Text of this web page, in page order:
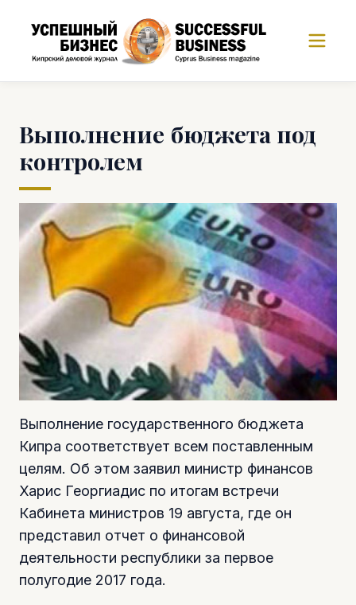
Выполнение бюджета под
контролем
Выполнение государственного бюджета
Кипра соответствует всем поставленным
целям. Об этом заявил министр финансов
Харис Георгиадис по итогам встречи
Кабинета министров 19 августа, где он
представил отчет о финансовой
деятельности республики за первое
полугодие 2017 года.